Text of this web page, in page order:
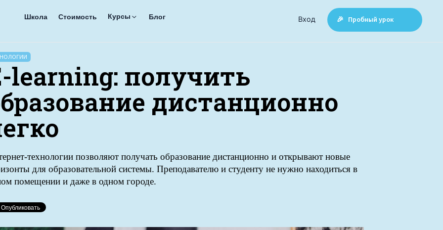
Школа Стоимость Курсы Блог Вход 🎉 Пробный урок
learning: получить
дистанционно
технологии позволяют получать образование дистанционно и открывают новые
для образовательной системы. Преподавателю и студенту не нужно находиться в
помещении и даже в одном городе.